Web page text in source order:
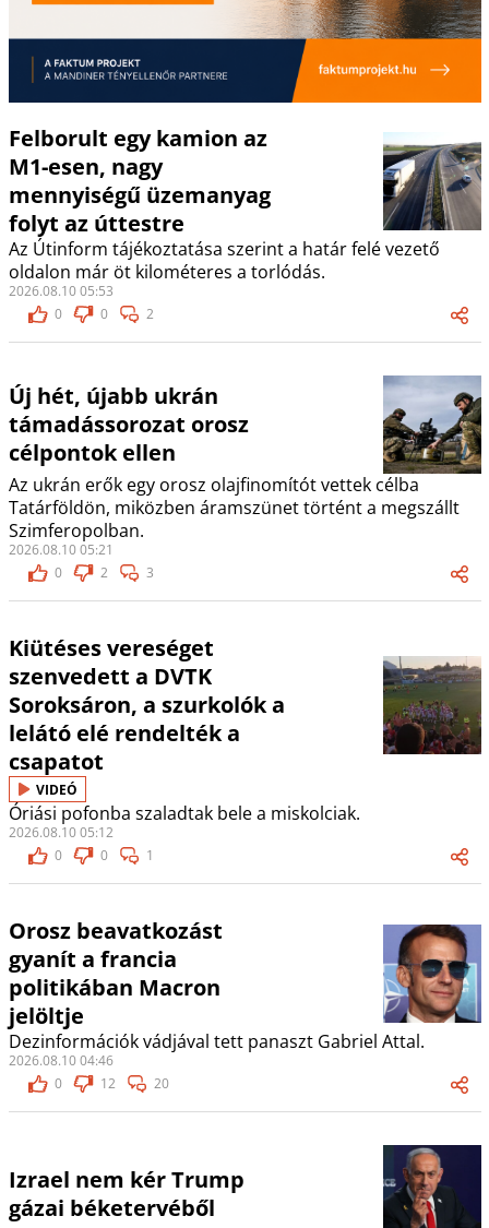
Felborult egy kamion az
M1-esen, nagy
mennyiségű üzemanyag
folyt az úttestre
Az Útinform tájékoztatása szerint a határ felé vezető
oldalon már öt kilométeres a torlódás.
2026.08.10 05:53
0
0 2
Új hét, újabb ukrán
támadássorozat orosz
célpontok ellen
Az ukrán erők egy orosz olajfinomítót vettek célba
Tatárföldön, miközben áramszünet történt a megszállt
Szimferopolban.
2026.08.10 05:21
0
2 3
Kiütéses vereséget
szenvedett a DVTK
Soroksáron, a szurkolók a
lelátó elé rendelték a
csapatot
VIDEÓ
Óriási pofonba szaladtak bele a miskolciak.
2026.08.10 05:12
0
0 1
Orosz beavatkozást
gyanít a francia
politikában Macron
jelöltje
Dezinformációk vádjával tett panaszt Gabriel Attal.
2026.08.10 04:46
0
12 20
Izrael nem kér Trump
gázai béketervéből